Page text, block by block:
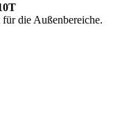
die Außenbereiche.